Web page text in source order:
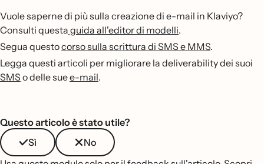
Vuole saperne di più sulla creazione di e-mail in Klaviyo?
Consulti questa guida all'editor di modelli.
Segua questocorso sulla scrittura di SMS e MMS.
Legga questi articoli per migliorare la deliverability dei suoi
SMS o delle suee-mail.
Questo articolo è stato utile?
Sì
No